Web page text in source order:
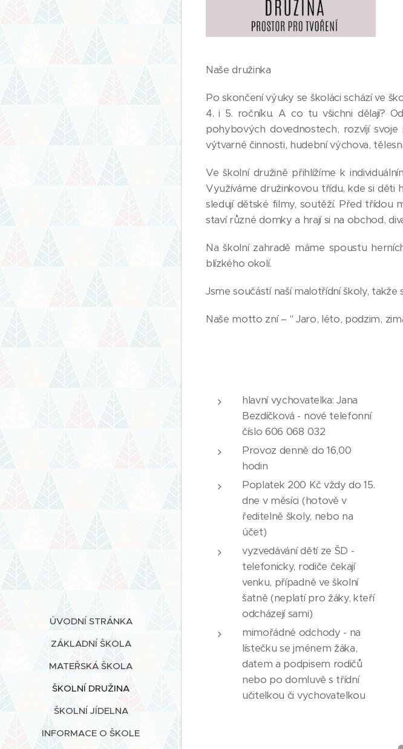
ÚVODNÍ STRÁNKA
ZÁKLADNÍ ŠKOLA
MATEŘSKÁ ŠKOLA
ŠKOLNÍ DRUŽINA
ŠKOLNÍ JÍDELNA
INFORMACE O ŠKOLE
Naše družinka
Po skončení výuky se školáci schází ve
4. i 5. ročníku. A co tu všichni dělají?
pohybových dovednostech, rozvíjí
výtvarné činnosti, hudební výchova,
Ve školní družině přihlížíme k
Využíváme družinkovou třídu, kde si děti
sledují dětské filmy, soutěží. Před třídou
staví různé domky a hrají si na obchod,
Na školní zahradě máme spoustu
blízkého okolí.
Jsme součástí naší malotřídní školy,
Naše motto zní – " Jaro, léto, podzim,
hlavní vychovatelka: Jana
Bezdíčková - nové telefonní
číslo 606 068 032
Provoz denně do 16,00
hodin
Poplatek 200 Kč vždy do 15.
dne v měsíci (hotově v
ředitelně školy, nebo na
účet)
vyzvedávání dětí ze ŠD -
telefonicky, rodiče čekají
venku, případně ve školní
šatně (neplatí pro žáky, kteří
odcházejí sami)
mimořádné odchody - na
lístečku se jménem žáka,
datem a podpisem rodičů
nebo po domluvě s třídní
učitelkou či vychovatelkou